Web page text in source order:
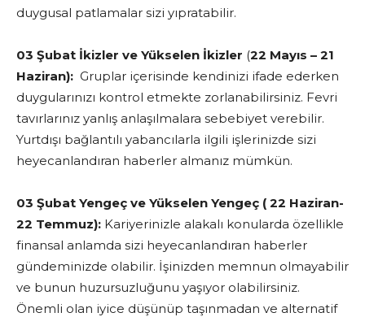
duygusal patlamalar sizi yıpratabilir.
03 Şubat İkizler ve Yükselen İkizler (22 Mayıs – 21
Haziran): Gruplar içerisinde kendinizi ifade ederken
duygularınızı kontrol etmekte zorlanabilirsiniz. Fevri
tavırlarınız yanlış anlaşılmalara sebebiyet verebilir.
Yurtdışı bağlantılı yabancılarla ilgili işlerinizde sizi
heyecanlandıran haberler almanız mümkün.
03 Şubat Yengeç ve Yükselen Yengeç ( 22 Haziran-
22 Temmuz): Kariyerinizle alakalı konularda özellikle
finansal anlamda sizi heyecanlandıran haberler
gündeminizde olabilir. İşinizden memnun olmayabilir
ve bunun huzursuzluğunu yaşıyor olabilirsiniz.
Önemli olan iyice düşünüp taşınmadan ve alternatif